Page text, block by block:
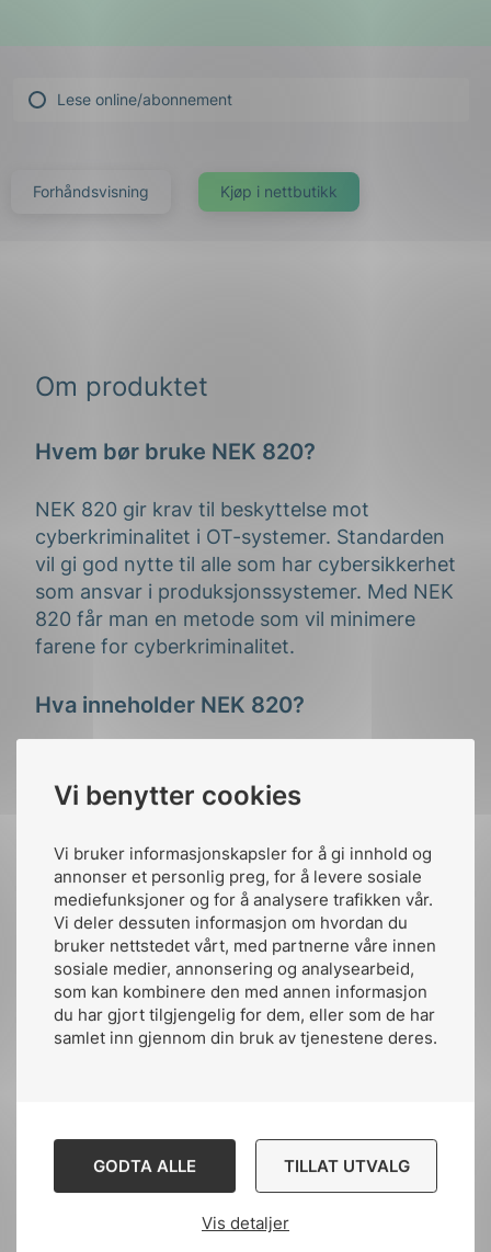
Vi benytter cookies
Vi bruker informasjonskapsler for å gi innhold og
annonser et personlig preg, for å levere sosiale
mediefunksjoner og for å analysere trafikken vår.
Vi deler dessuten informasjon om hvordan du
bruker nettstedet vårt, med partnerne våre innen
sosiale medier, annonsering og analysearbeid,
som kan kombinere den med annen informasjon
du har gjort tilgjengelig for dem, eller som de har
samlet inn gjennom din bruk av tjenestene deres.
GODTA ALLE TILLAT UTVALG
Vis detaljer
Lese online/abonnement
Forhåndsvisning
Om produktet
Hvem bør bruke NEK 820?
NEK 820 gir krav til beskyttelse mot
cyberkriminalitet i OT-systemer. Standarden
vil gi god nytte til alle som har cybersikkerhet
som ansvar i produksjonssystemer. Med NEK
820 får man en metode som vil minimere
farene for cyberkriminalitet.
Hva inneholder NEK 820?
(IS), Tekniske Spesifikasjoner (TS) og
Tekniske Rapporter (TR) av IEC 62443 og
EN 62443 utgitt henholdsvis av IEC
og Cenelec:
Del 1 Generelt
NEK IEC TS 62443-1-1:2009
Del 2 Policy og prosedyrer
NEK IEC TR 62443-2-3:2015